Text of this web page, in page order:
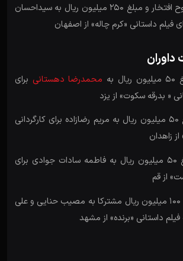
تندیس جشنواره ، لوح افتخار و مبلغ 250 میلیون ریال به سیداحسان
فیلم داستانی «کرم ­چاله» از اصفهان
محمدرضا دهستانی برای
« بدرقه سکوت» از یزد
دیپلم افتخار و مبلغ 5۰ میلیون ریال به مریم رضازاده برای کارگردانی
زاهدان
دیپلم افتخار و مبلغ 5۰ میلیون ریال به فاطمه سادات جوادی برای
از قم
دیپلم افتخار و مبلغ 10۰ میلیون ریال مشترکا به مصیب حنایی و علی
داستانی «برنده» از مشهد